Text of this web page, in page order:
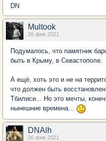
DN
Multook
26 фев 2021
Подумалось, что памятник
быть в Крыму, в Севастополе.
А ещё, хоть это и не на
что должен быть
Тбилиси... Но это мечты,
нынешние времена...
DNAlh
26 фев 2021